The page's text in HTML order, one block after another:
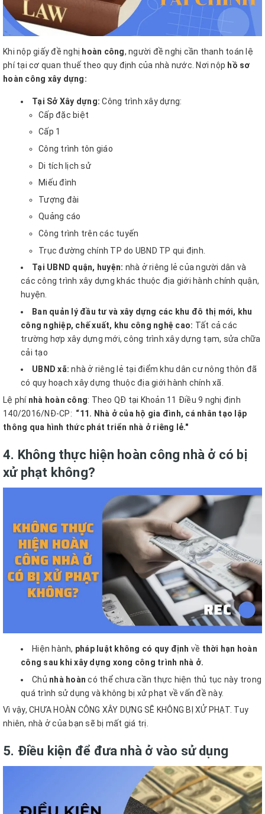
Khi nộp giấy đề nghị hoàn công, người đề nghị cần thanh toán lệ
phí tại cơ quan thuế theo quy định của nhà nước. Nơi nộp hồ sơ
hoàn công xây dựng:
Tại Sở Xây dựng: Công trình xây dựng:
Cấp đặc biệt
Cấp 1
Công trình tôn giáo
Di tích lịch sử
Miếu đình
Tượng đài
Quảng cáo
Công trình trên các tuyến
Trục đường chính TP do UBND TP qui định.
Tại UBND quận, huyện: nhà ở riêng lẻ của người dân và
các công trình xây dựng khác thuộc địa giới hành chính quận,
huyện.
Ban quản lý đầu tư và xây dựng các khu đô thị mới, khu
công nghiệp, chế xuất, khu công nghệ cao: Tất cả các
trường hợp xây dựng mới, công trình xây dựng tạm, sửa chữa
cải tạo
UBND xã: nhà ở riêng lẻ tại điểm khu dân cư nông thôn đã
có quy hoạch xây dựng thuộc địa giới hành chính xã.
Lệ phí nhà hoàn công: Theo QĐ tại Khoản 11 Điều 9 nghị định
140/2016/NĐ-CP: “11. Nhà ở của hộ gia đình, cá nhân tạo lập
thông qua hình thức phát triển nhà ở riêng lẻ."
4. Không thực hiện hoàn công nhà ở có bị
xử phạt không?
Hiện hành, pháp luật không có quy định về thời hạn hoàn
công sau khi xây dựng xong công trình nhà ở.
Chủ nhà hoàn có thể chưa cần thực hiện thủ tục này trong
quá trình sử dụng và không bị xử phạt về vấn đề này.
Vì vậy, CHƯA HOÀN CÔNG XÂY DỰNG SẼ KHÔNG BỊ XỬ PHẠT. Tuy
nhiên, nhà ở của bạn sẽ bị mất giá trị.
5. Điều kiện để đưa nhà ở vào sử dụng